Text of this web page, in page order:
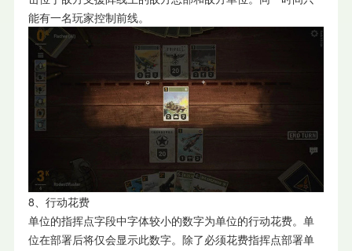
能有一名玩家控制前线。
8、行动花费
单位的指挥点字段中字体较小的数字为单位的行动花费。单
位在部署后将仅会显示此数字。除了必须花费指挥点部署单